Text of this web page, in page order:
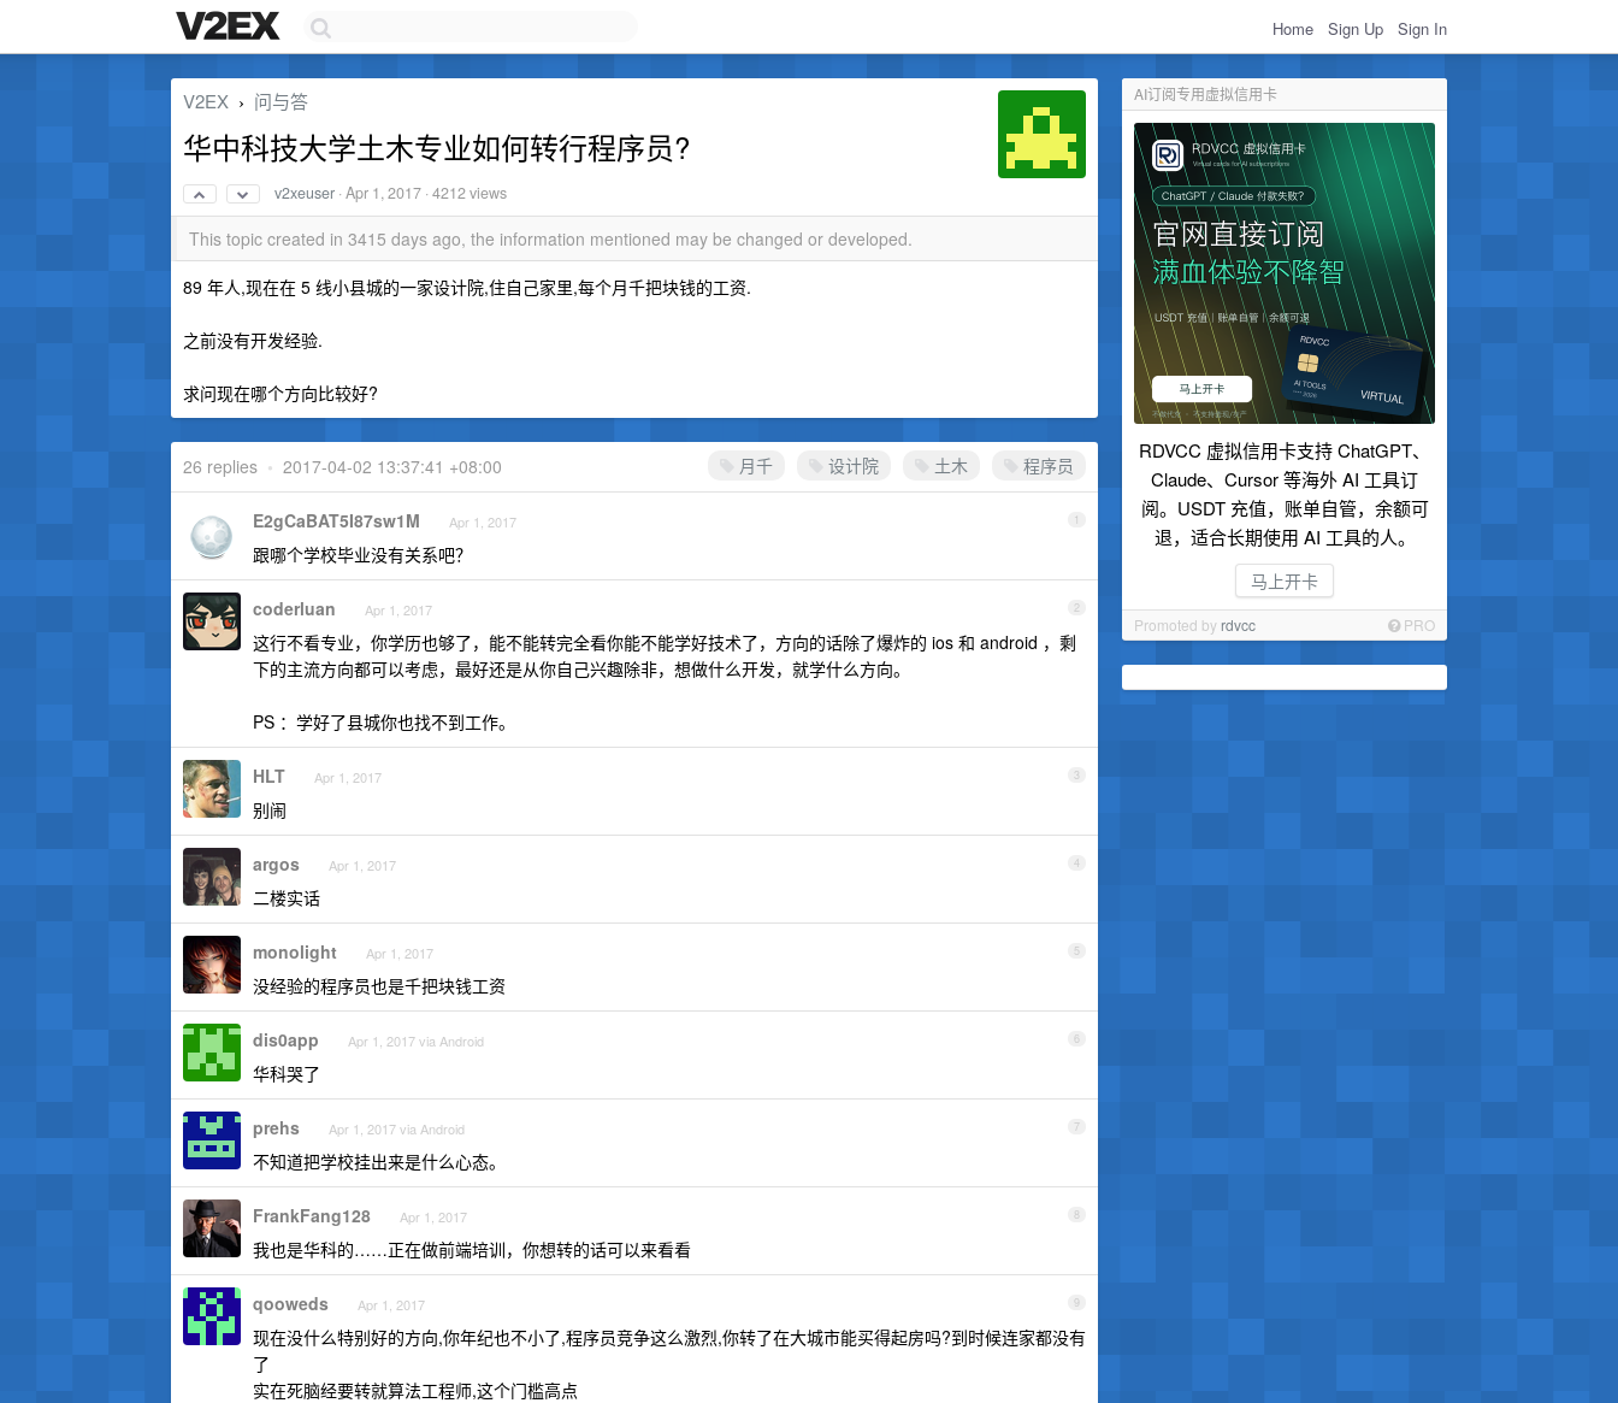
Home Sign Up Sign In
AI订阅专用虚拟信用卡
RDVCC 虚拟信用卡支持 ChatGPT、
Claude、Cursor 等海外 AI 工具订
阅。USDT 充值，账单自管，余额可
退，适合长期使用 AI 工具的人。
马上开卡
Promoted by rdvcc PRO
V2EX › 问与答
华中科技大学土木专业如何转行程序员?
v2xeuser ·Apr 1, 2017 · 4212 views
This topic created in 3415 days ago, the information mentioned may be changed or developed.
89 年人,现在在 5 线小县城的一家设计院,住自己家里,每个月千把块钱的工资.
之前没有开发经验.
求问现在哪个方向比较好?
月千 设计院 土木 程序员
26 replies • 2017-04-02 13:37:41 +08:00
1
E2gCaBAT5I87sw1M Apr 1, 2017
跟哪个学校毕业没有关系吧？
2
coderluan Apr 1, 2017
这行不看专业，你学历也够了，能不能转完全看你能不能学好技术了，方向的话除了爆炸的 ios 和 android ，剩
下的主流方向都可以考虑，最好还是从你自己兴趣除非，想做什么开发，就学什么方向。
PS ：学好了县城你也找不到工作。
3
HLT Apr 1, 2017
别闹
4
argos Apr 1, 2017
二楼实话
5
monolight Apr 1, 2017
没经验的程序员也是千把块钱工资
6
dis0app Apr 1, 2017 via Android
华科哭了
7
prehs Apr 1, 2017 via Android
不知道把学校挂出来是什么心态。
8
FrankFang128 Apr 1, 2017
我也是华科的……正在做前端培训，你想转的话可以来看看
9
qooweds Apr 1, 2017
现在没什么特别好的方向,你年纪也不小了,程序员竞争这么激烈,你转了在大城市能买得起房吗?到时候连家都没有
了
实在死脑经要转就算法工程师,这个门槛高点